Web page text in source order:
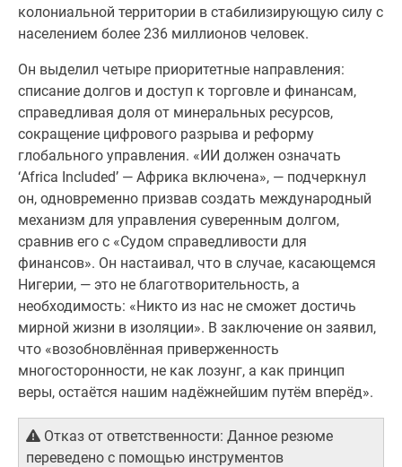
колониальной территории в стабилизирующую силу с
населением более 236 миллионов человек.
Он выделил четыре приоритетные направления:
списание долгов и доступ к торговле и финансам,
справедливая доля от минеральных ресурсов,
сокращение цифрового разрыва и реформу
глобального управления. «ИИ должен означать
‘Africa Included’ — Африка включена», — подчеркнул
он, одновременно призвав создать международный
механизм для управления суверенным долгом,
сравнив его с «Судом справедливости для
финансов». Он настаивал, что в случае, касающемся
Нигерии, — это не благотворительность, а
необходимость: «Никто из нас не сможет достичь
мирной жизни в изоляции». В заключение он заявил,
что «возобновлённая приверженность
многосторонности, не как лозунг, а как принцип
веры, остаётся нашим надёжнейшим путём вперёд».
Отказ от ответственности: Данное резюме
переведено с помощью инструментов